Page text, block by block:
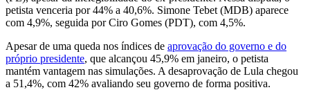
petista venceria por 44% a 40,6%. Simone Tebet (MDB) aparece
com 4,9%, seguida por Ciro Gomes (PDT), com 4,5%.
Apesar de uma queda nos índices de aprovação do governo e do
próprio presidente, que alcançou 45,9% em janeiro, o petista
mantém vantagem nas simulações. A desaprovação de Lula chegou
a 51,4%, com 42% avaliando seu governo de forma positiva.